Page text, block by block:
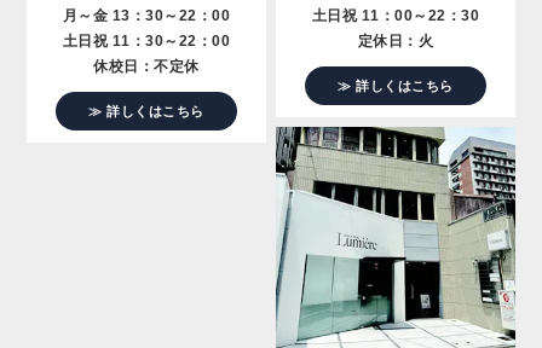
月～金 13：30～22：00
土日祝 11：30～22：00
休校日：不定休
≫ 詳しくはこちら
土日祝 11：00～22：30
定休日：火
≫ 詳しくはこちら